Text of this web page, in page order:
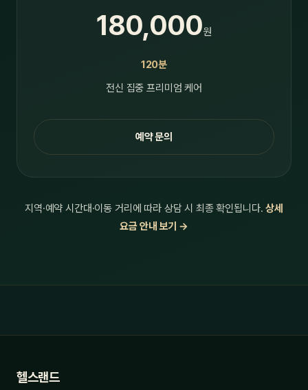
180,000원
120분
전신 집중 프리미엄 케어
예약 문의
지역·예약 시간대·이동 거리에 따라 상담 시 최종 확인됩니다.상세
요금 안내 보기 →
헬스랜드